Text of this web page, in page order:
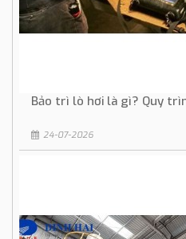
Bảo trì lò hơi là gì? Quy
24-07-2026